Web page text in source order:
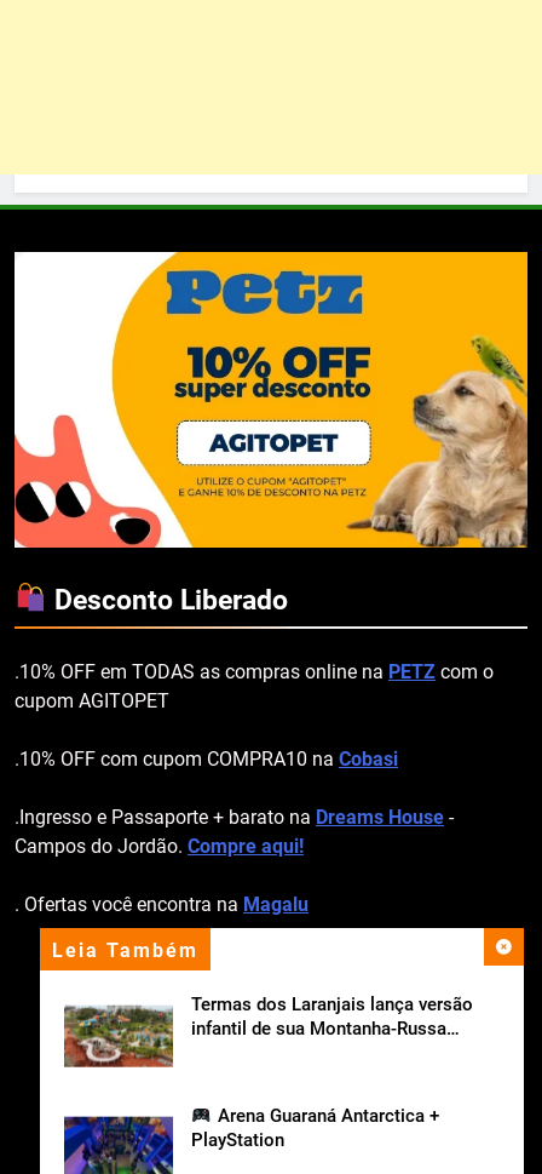
Leia Também
Termas dos Laranjais lança versão
infantil de sua Montanha-Russa
Arena Guaraná Antarctica +
PlayStation
Desconto Liberado
.10% OFF em TODAS as compras online na PETZ com o
cupom AGITOPET
.10% OFF com cupom COMPRA10 na Cobasi
.Ingresso e Passaporte + barato na Dreams House -
Campos do Jordão. Compre aqui!
. Ofertas você encontra na Magalu
apoio institucional